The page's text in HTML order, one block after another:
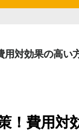
用対効果の高い
！費用対